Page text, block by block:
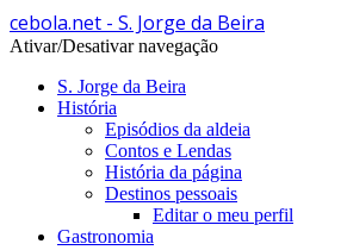
cebola.net - S. Jorge da Beira
Ativar/Desativar navegação
S. Jorge da Beira
História
Episódios da aldeia
Contos e Lendas
História da página
Destinos pessoais
Editar o meu perfil
Gastronomia